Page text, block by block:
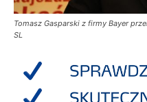
Tomasz Gasparski z firmy Bayer
SL